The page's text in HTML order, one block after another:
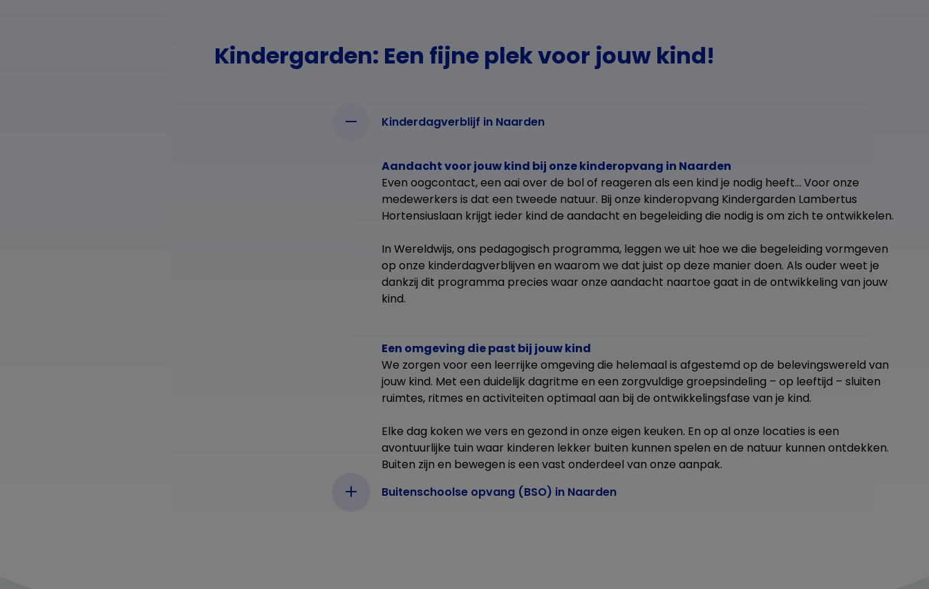
Kindergarden: Een fijne plek voor jouw kind!
Kinderdagverblijf in Naarden
Aandacht voor jouw kind bij onze kinderopvang in Naarden
Even oogcontact, een aai over de bol of reageren als een kind je nodig heeft… Voor onze
medewerkers is dat een tweede natuur. Bij onze kinderopvang Kindergarden Lambertus
Hortensiuslaan krijgt ieder kind de aandacht en begeleiding die nodig is om zich te ontwikkelen.
In Wereldwijs, ons pedagogisch programma, leggen we uit hoe we die begeleiding vormgeven
op onze kinderdagverblijven en waarom we dat juist op deze manier doen. Als ouder weet je
dankzij dit programma precies waar onze aandacht naartoe gaat in de ontwikkeling van jouw
kind.
Een omgeving die past bij jouw kind
We zorgen voor een leerrijke omgeving die helemaal is afgestemd op de belevingswereld van
jouw kind. Met een duidelijk dagritme en een zorgvuldige groepsindeling – op leeftijd – sluiten
ruimtes, ritmes en activiteiten optimaal aan bij de ontwikkelingsfase van je kind.
Elke dag koken we vers en gezond in onze eigen keuken. En op al onze locaties is een
avontuurlijke tuin waar kinderen lekker buiten kunnen spelen en de natuur kunnen ontdekken.
Buiten zijn en bewegen is een vast onderdeel van onze aanpak.
Buitenschoolse opvang (BSO) in Naarden